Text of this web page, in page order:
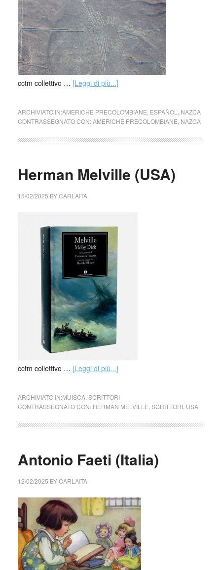
cctm collettivo … [Leggi di più...]
ARCHIVIATO IN:AMERICHE PRECOLOMBIANE ESPAÑOL
NAZCA
CONTRASSEGNATO CON:AMERICHE PRECOLOMBIANE NAZCA
Herman Melville (USA)
15/02/2025 BYCARLAITA
cctm collettivo … [Leggi di più...]
ARCHIVIATO IN:MUISCA, SCRITTORI
CONTRASSEGNATO CON: HERMAN MELVILLE SCRITTORI, USA
Antonio Faeti (Italia)
12/02/2025 BYCARLAITA